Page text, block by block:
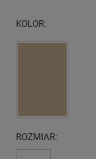
KOLOR:
ROZMIAR: